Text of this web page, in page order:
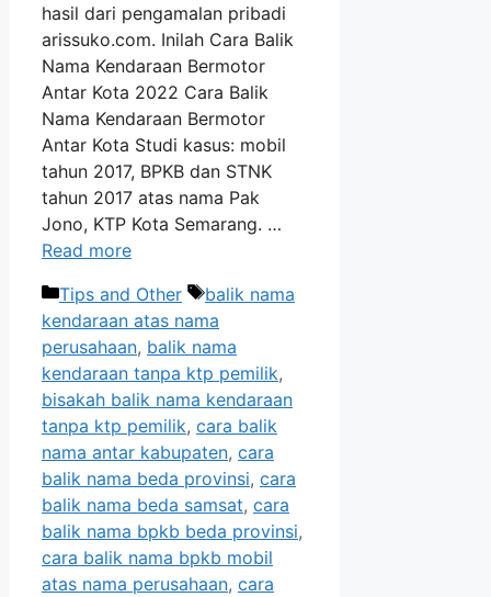
hasil dari pengamalan pribadi
arissuko.com. Inilah Cara Balik
Nama Kendaraan Bermotor
Antar Kota 2022 Cara Balik
Nama Kendaraan Bermotor
Antar Kota Studi kasus: mobil
tahun 2017, BPKB dan STNK
tahun 2017 atas nama Pak
Jono, KTP Kota Semarang. …
Read more
Categories
Tips and Other Tags
balik nama
kendaraan atas nama
perusahaan, balik nama
kendaraan tanpa ktp pemilik,
bisakah balik nama kendaraan
tanpa ktp pemilik, cara balik
nama antar kabupaten, cara
balik nama beda provinsi, cara
balik nama beda samsat, cara
balik nama bpkb beda provinsi,
cara balik nama bpkb mobil
atas nama perusahaan, cara